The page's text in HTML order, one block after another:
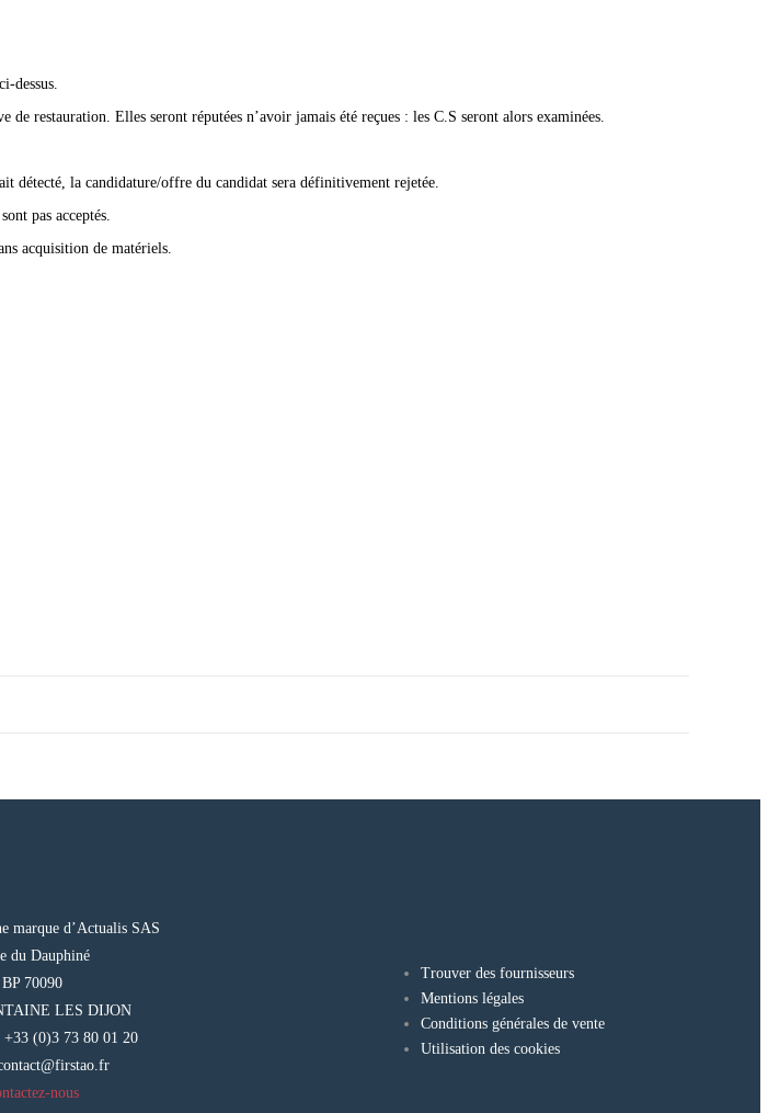
dessus.
restauration. Elles seront réputées n’avoir jamais été reçues : les C.S seront alors examinées.
détecté, la candidature/offre du candidat sera définitivement rejetée.
pas acceptés.
acquisition de matériels.
marque d’Actualis SAS
du Dauphiné
BP 70090
LES DIJON
+33 (0)3 73 80 01 20
nous
Trouver des fournisseurs
Mentions légales
Conditions générales de vente
Utilisation des cookies